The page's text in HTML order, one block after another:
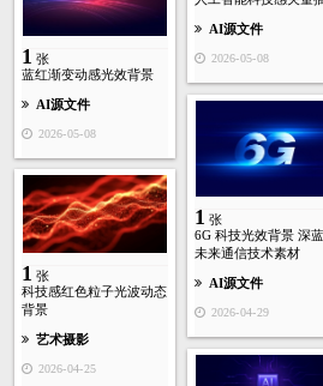
AI源文件
2026-05-08
1 张
蓝红渐变动感光效背景
AI源文件
2026-05-08
1 张
6G 科技光效背景 深
未来通信技术素材
AI源文件
2026-04-29
1 张
科技感红色粒子光波动态
背景
艺术摄影
2026-04-25